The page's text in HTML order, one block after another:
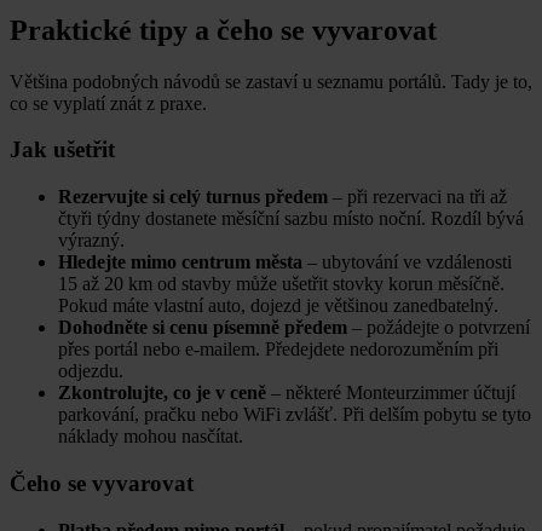
Praktické tipy a čeho se vyvarovat
Většina podobných návodů se zastaví u seznamu portálů. Tady je to,
co se vyplatí znát z praxe.
Jak ušetřit
Rezervujte si celý turnus předem – při rezervaci na tři až
čtyři týdny dostanete měsíční sazbu místo noční. Rozdíl bývá
výrazný.
Hledejte mimo centrum města – ubytování ve vzdálenosti
15 až 20 km od stavby může ušetřit stovky korun měsíčně.
Pokud máte vlastní auto, dojezd je většinou zanedbatelný.
Dohodněte si cenu písemně předem – požádejte o potvrzení
přes portál nebo e-mailem. Předejdete nedorozuměním při
odjezdu.
Zkontrolujte, co je v ceně – některé Monteurzimmer účtují
parkování, pračku nebo WiFi zvlášť. Při delším pobytu se tyto
náklady mohou nasčítat.
Čeho se vyvarovat